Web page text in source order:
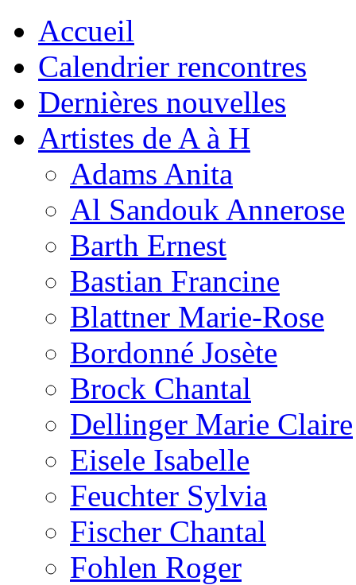
Accueil
Calendrier rencontres
Dernières nouvelles
Artistes de A à H
Adams Anita
Al Sandouk Annerose
Barth Ernest
Bastian Francine
Blattner Marie-Rose
Bordonné Josète
Brock Chantal
Dellinger Marie Claire
Eisele Isabelle
Feuchter Sylvia
Fischer Chantal
Fohlen Roger